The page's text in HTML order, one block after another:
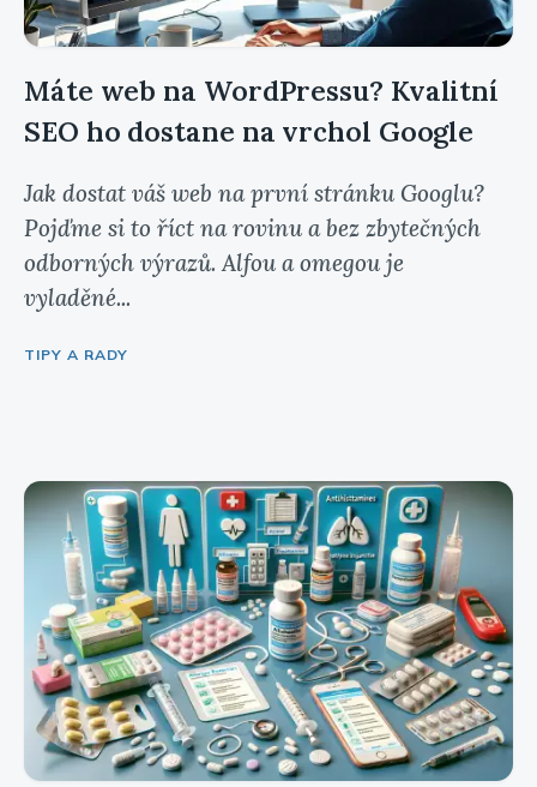
Máte web na WordPressu? Kvalitní
SEO ho dostane na vrchol Google
Jak dostat váš web na první stránku Googlu?
Pojďme si to říct na rovinu a bez zbytečných
odborných výrazů. Alfou a omegou je
vyladěné...
TIPY A RADY